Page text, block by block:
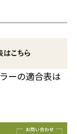
ーの適合表は